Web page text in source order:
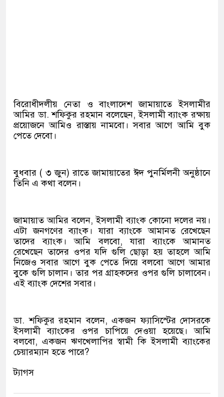
বিরোধীদলীয় নেতা ও বাংলাদেশ জামায়াতে ইসলামীর
আমির ডা. শফিকুর রহমান বলেছেন, ইসলামী ব্যাংক রক্ষায়
প্রয়োজনে আমিও রাস্তায় নামবো। সবার আগে আমি বুক
পেতে দেবো।
বুধবার ( ৩ জুন) রাতে জামায়াতের ঈদ পুনর্মিলনী অনুষ্ঠানে
তিনি এ কথা বলেন।
জামায়াত আমির বলেন, ইসলামী ব্যাংক কোনো দলের নয়।
এটা জনগণের ব্যাংক। যারা ব্যাংকে আমানত রেখেছেন
তাদের ব্যাংক। আমি বলবো, যারা ব্যাংকে আমানত
রেখেছেন তাদের ওপর যদি গুলি ছোড়া হয় তাহলে আমি
নিজেও সবার আগে বুক পেতে দিয়ে বলবো আগে আমার
বুকে গুলি চালান। তার পর গ্রাহকদের ওপর গুলি চালাবেন।
এই ব্যাংক দেশের সবার।
ডা. শফিকুর রহমান বলেন, একজন ফ্যাসিস্টের দোসরকে
ইসলামী ব্যাংকের ওপর চাপিয়ে দেওয়া হয়েছে। আমি
বলবো, একজন ঋণখেলাপির স্বামী কি ইসলামী ব্যাংকের
চেয়ারম্যান হতে পারে?
ট্যাগস